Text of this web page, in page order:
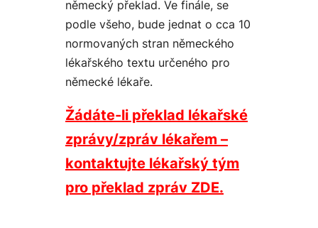
německý překlad. Ve finále, se
podle všeho, bude jednat o cca 10
normovaných stran německého
lékařského textu určeného pro
německé lékaře.
Žádáte-li překlad lékařské
zprávy/zpráv lékařem –
kontaktujte lékařský tým
pro překlad zpráv ZDE.